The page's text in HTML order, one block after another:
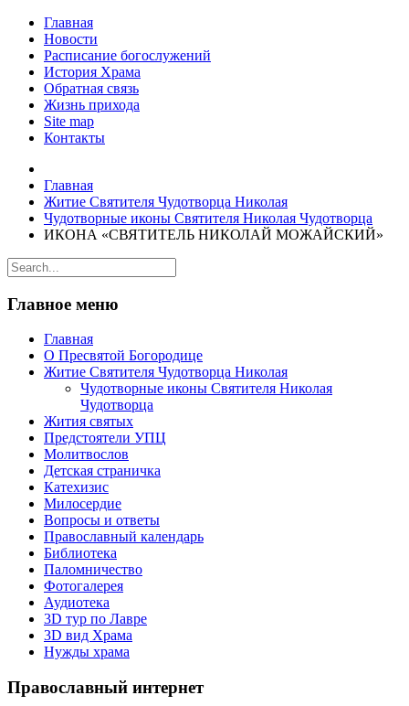
Главная
Новости
Расписание богослужений
История Храма
Обратная связь
Жизнь прихода
Site map
Контакты
Главная
Житие Святителя Чудотворца Николая
Чудотворные иконы Святителя Николая Чудотворца
ИКОНА «СВЯТИТЕЛЬ НИКОЛАЙ МОЖАЙСКИЙ»
Главное меню
Главная
О Пресвятой Богородице
Житие Святителя Чудотворца Николая
Чудотворные иконы Святителя Николая
Чудотворца
Жития святых
Предстоятели УПЦ
Молитвослов
Детская страничка
Катехизис
Милосердие
Вопросы и ответы
Православный календарь
Библиотека
Паломничество
Фотогалерея
Аудиотека
3D тур по Лавре
3D вид Храма
Нужды храма
Православный интернет